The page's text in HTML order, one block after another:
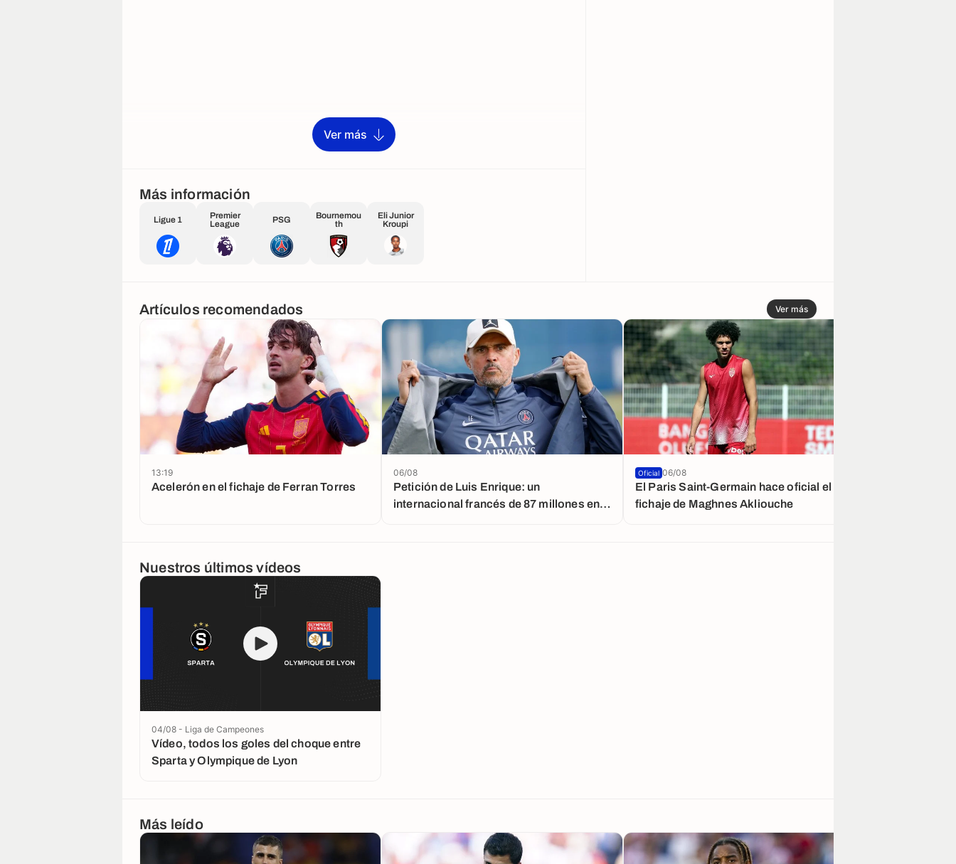
Ver más
Más información
Ligue 1
Premier
League
PSG
Bournemou
th
Eli Junior
Kroupi
Artículos recomendados Ver más
Acelerón en el fichaje de Ferran Torres
13:19
Petición de Luis Enrique: un
internacional francés de 87 millones en
06/08
El Paris Saint-Germain hace oficial el
fichaje de Maghnes Akliouche
Oficial 06/08
Nuestros últimos vídeos
Vídeo, todos los goles del choque entre
Sparta y Olympique de Lyon
04/08 - Liga de Campeones
Más leído